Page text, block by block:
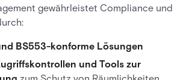
gewährleistet Compliance und
BS553-konforme Lösungen
und Tools zur